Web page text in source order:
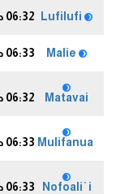
06:32 ص
06:33 ص
Matavai 06:32 ص
Mulifanua 06:33 ص
Nofoali`i 06:33 ص